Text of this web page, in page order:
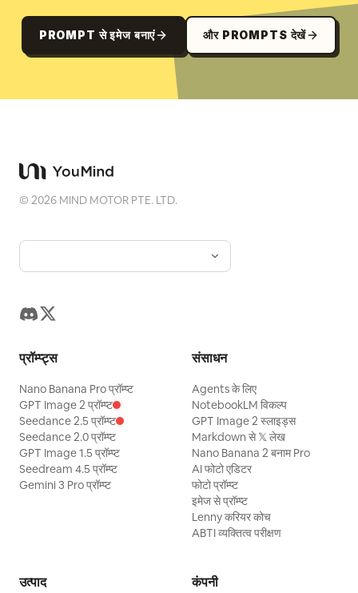
PROMPT से इमेज बनाएं और PROMPTS देखें
©2026 MIND MOTOR PTE. LTD.
प्रॉम्प्ट्स
Nano Banana Pro प्रॉम्प्ट
GPT Image 2 प्रॉम्प्ट
Seedance 2.5 प्रॉम्प्ट
Seedance 2.0 प्रॉम्प्ट
GPT Image 1.5 प्रॉम्प्ट
Seedream 4.5 प्रॉम्प्ट
Gemini 3 Pro प्रॉम्प्ट
संसाधन
Agents के लिए
NotebookLM विकल्प
GPT Image 2 स्लाइड्स
Markdown से 𝕏 लेख
Nano Banana 2 बनाम Pro
AI फोटो एडिटर
फोटो प्रॉम्प्ट
इमेज से प्रॉम्प्ट
Lenny करियर कोच
ABTI व्यक्तित्व परीक्षण
उत्पाद कंपनी